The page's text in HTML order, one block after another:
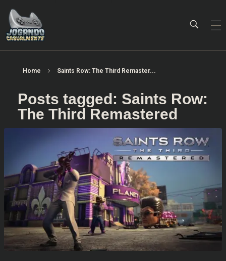
Home Saints Row: The Third Remaster...
Posts tagged: Saints Row:
The Third Remastered